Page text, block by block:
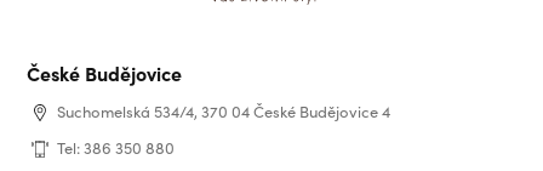
České Budějovice
Suchomelská 534/4, 370 04 České Budějovice 4
Tel: 386 350 880